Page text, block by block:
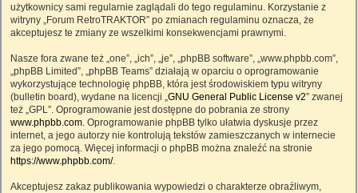
użytkownicy sami regularnie zaglądali do tego regulaminu. Korzystanie z
witryny „Forum RetroTRAKTOR” po zmianach regulaminu oznacza, że
akceptujesz te zmiany ze wszelkimi konsekwencjami prawnymi.
Nasze fora zwane też „one”, „ich”, „je”, „phpBB software”, „www.phpbb.com”,
„phpBB Limited”, „phpBB Teams” działają w oparciu o oprogramowanie
wykorzystujące technologię phpBB, która jest środowiskiem typu witryny
(bulletin board), wydane na licencji „GNU General Public License v2” zwanej
też „GPL”. Oprogramowanie jest dostępne do pobrania ze strony
www.phpbb.com. Oprogramowanie phpBB tylko ułatwia dyskusje przez
internet, a jego autorzy nie kontrolują tekstów zamieszczanych w internecie
za jego pomocą. Więcej informacji o phpBB można znaleźć na stronie
https://www.phpbb.com/.
Akceptujesz zakaz publikowania wypowiedzi o charakterze obraźliwym,